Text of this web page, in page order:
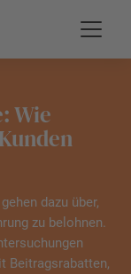
Wie
dazu über,
zu belohnen.
Beitragsrabatten,